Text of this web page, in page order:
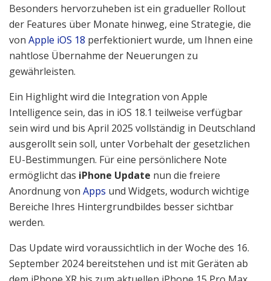
Besonders hervorzuheben ist ein gradueller Rollout
der Features über Monate hinweg, eine Strategie, die
von Apple iOS 18 perfektioniert wurde, um Ihnen eine
nahtlose Übernahme der Neuerungen zu
gewährleisten.
Ein Highlight wird die Integration von Apple
Intelligence sein, das in iOS 18.1 teilweise verfügbar
sein wird und bis April 2025 vollständig in Deutschland
ausgerollt sein soll, unter Vorbehalt der gesetzlichen
EU-Bestimmungen. Für eine persönlichere Note
ermöglicht das iPhone Update nun die freiere
Anordnung von Apps und Widgets, wodurch wichtige
Bereiche Ihres Hintergrundbildes besser sichtbar
werden.
Das Update wird voraussichtlich in der Woche des 16.
September 2024 bereitstehen und ist mit Geräten ab